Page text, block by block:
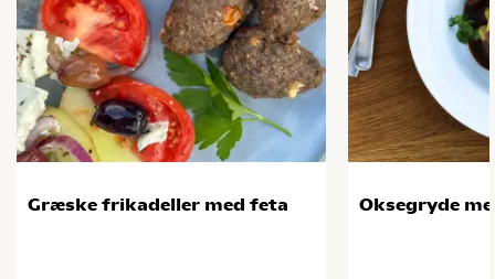
Græske frikadeller med feta Oksegryde